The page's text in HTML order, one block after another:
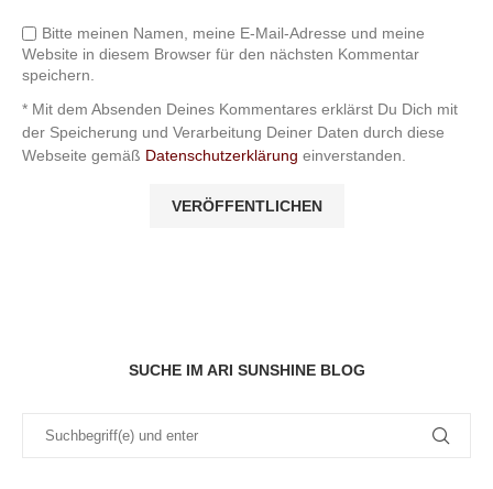
Bitte meinen Namen, meine E-Mail-Adresse und meine
Website in diesem Browser für den nächsten Kommentar
speichern.
* Mit dem Absenden Deines Kommentares erklärst Du Dich mit
der Speicherung und Verarbeitung Deiner Daten durch diese
Webseite gemäß Datenschutzerklärung einverstanden.
SUCHE IM ARI SUNSHINE BLOG